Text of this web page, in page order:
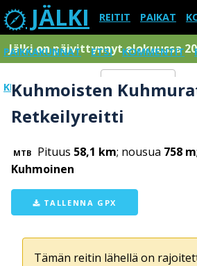
JÄLKI REITIT PAIKAT
PAIKKAKUNNAT ETSI KOMMENTIT
KIRJAUDU SISÄÄN Menu
Jälki on päivittynnyt elokuussa
Kuhmoisten
Retkeilyreitti
MTB Pituus 58,1 km; nousua 758 m
Kuhmoinen
TALLENNA GPX
Tämän reitin lähellä on